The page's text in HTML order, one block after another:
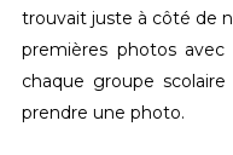
trouvait juste à côté de
premières photos avec
chaque groupe
prendre une photo.